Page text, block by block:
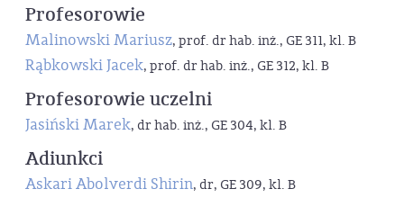
Profesorowie
Malinowski Mariusz, prof. dr hab. inż., GE 311, kl. B
Rąbkowski Jacek, prof. dr hab. inż., GE 312, kl. B
Profesorowie uczelni
Jasiński Marek, dr hab. inż., GE 304, kl. B
Adiunkci
Askari Abolverdi Shirin, dr, GE 309, kl. B